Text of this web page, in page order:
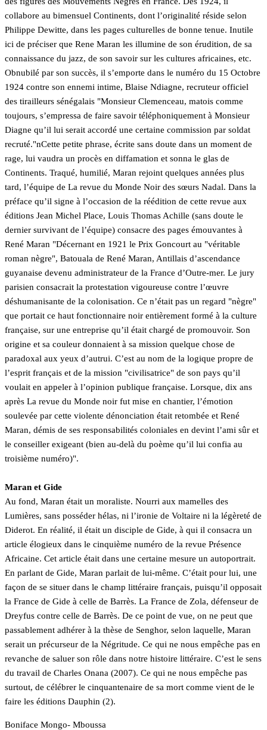
collabore au bimensuel Continents, dont l’originalité réside selon
Philippe Dewitte, dans les pages culturelles de bonne tenue. Inutile
ici de préciser que Rene Maran les illumine de son érudition, de sa
connaissance du jazz, de son savoir sur les cultures africaines, etc.
Obnubilé par son succès, il s’emporte dans le numéro du 15 Octobre
1924 contre son ennemi intime, Blaise Ndiagne, recruteur officiel
des tirailleurs sénégalais "Monsieur Clemenceau, matois comme
toujours, s’empressa de faire savoir téléphoniquement à Monsieur
Diagne qu’il lui serait accordé une certaine commission par soldat
recruté."nCette petite phrase, écrite sans doute dans un moment de
rage, lui vaudra un procès en diffamation et sonna le glas de
Continents. Traqué, humilié, Maran rejoint quelques années plus
tard, l’équipe de La revue du Monde Noir des sœurs Nadal. Dans la
préface qu’il signe à l’occasion de la réédition de cette revue aux
éditions Jean Michel Place, Louis Thomas Achille (sans doute le
dernier survivant de l’équipe) consacre des pages émouvantes à
René Maran "Décernant en 1921 le Prix Goncourt au "véritable
roman nègre", Batouala de René Maran, Antillais d’ascendance
guyanaise devenu administrateur de la France d’Outre-mer. Le jury
parisien consacrait la protestation vigoureuse contre l’œuvre
déshumanisante de la colonisation. Ce n’était pas un regard "nègre"
que portait ce haut fonctionnaire noir entièrement formé à la culture
française, sur une entreprise qu’il était chargé de promouvoir. Son
origine et sa couleur donnaient à sa mission quelque chose de
paradoxal aux yeux d’autrui. C’est au nom de la logique propre de
l’esprit français et de la mission "civilisatrice" de son pays qu’il
voulait en appeler à l’opinion publique française. Lorsque, dix ans
après La revue du Monde noir fut mise en chantier, l’émotion
soulevée par cette violente dénonciation était retombée et René
Maran, démis de ses responsabilités coloniales en devint l’ami sûr et
le conseiller exigeant (bien au-delà du poème qu’il lui confia au
troisième numéro)".
Maran et Gide
Au fond, Maran était un moraliste. Nourri aux mamelles des
Lumières, sans posséder hélas, ni l’ironie de Voltaire ni la légèreté de
Diderot. En réalité, il était un disciple de Gide, à qui il consacra un
article élogieux dans le cinquième numéro de la revue Présence
Africaine. Cet article était dans une certaine mesure un autoportrait.
En parlant de Gide, Maran parlait de lui-même. C’était pour lui, une
façon de se situer dans le champ littéraire français, puisqu’il opposait
la France de Gide à celle de Barrès. La France de Zola, défenseur de
Dreyfus contre celle de Barrès. De ce point de vue, on ne peut que
passablement adhérer à la thèse de Senghor, selon laquelle, Maran
serait un précurseur de la Négritude. Ce qui ne nous empêche pas en
revanche de saluer son rôle dans notre histoire littéraire. C’est le sens
du travail de Charles Onana (2007). Ce qui ne nous empêche pas
surtout, de célébrer le cinquantenaire de sa mort comme vient de le
faire les éditions Dauphin (2).
Boniface Mongo- Mboussa